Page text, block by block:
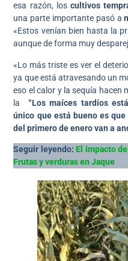
esa razón, loscultivos
una parte importante pasó a
«Estos venían bien hasta la
aunque de forma muy
«Lo más triste es ver el
ya que está atravesando un
eso el calor y la sequía hacen
la
“Los maíces tardíos
único que está bueno es
del primero de enero van a
Seguir leyendo:El impacto
Frutas y verduras en Jaque